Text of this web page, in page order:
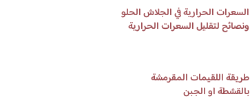
السعرات الحرارية في الجلاش الحلو
ونصائح لتقليل السعرات الحرارية
طريقة اللقيمات المقرمشة
بالقشطة او الجبن